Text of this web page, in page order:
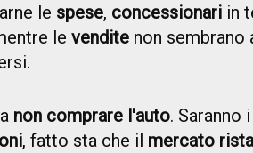
le spese, concessionari in
le vendite non sembrano
non comprare l'auto. Saranno i
, fatto sta che il mercato